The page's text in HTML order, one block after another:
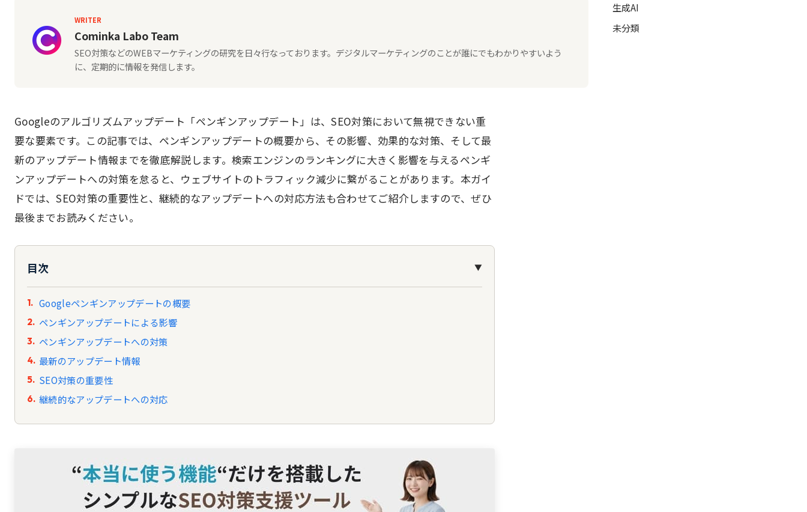
WRITER
Cominka Labo Team
SEO対策などのWEBマーケティングの研究を日々行なっております。デジタルマーケティングのことが誰にでもわかりやすいよう
に、定期的に情報を発信します。
Googleのアルゴリズムアップデート「ペンギンアップデート」は、SEO対策において無視できない重
要な要素です。この記事では、ペンギンアップデートの概要から、その影響、効果的な対策、そして最
新のアップデート情報までを徹底解説します。検索エンジンのランキングに大きく影響を与えるペンギ
ンアップデートへの対策を怠ると、ウェブサイトのトラフィック減少に繋がることがあります。本ガイ
ドでは、SEO対策の重要性と、継続的なアップデートへの対応方法も合わせてご紹介しますので、ぜひ
最後までお読みください。
目次 ▼
Googleペンギンアップデートの概要
ペンギンアップデートによる影響
ペンギンアップデートへの対策
最新のアップデート情報
SEO対策の重要性
継続的なアップデートへの対応
生成AI
未分類